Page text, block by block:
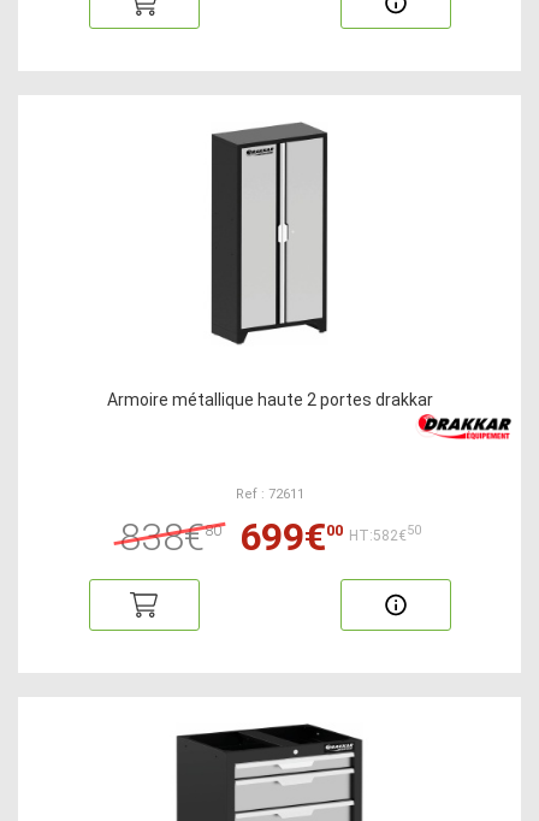
Armoire métallique haute 2 portes drakkar
Ref : 72611
838€80 699€00 HT:582€50